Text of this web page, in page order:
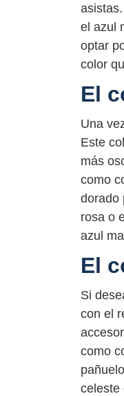
el azul
optar
color
El
Una
Este
más
como
dorado
rosa o
azul
El
Si
con el
como
celeste